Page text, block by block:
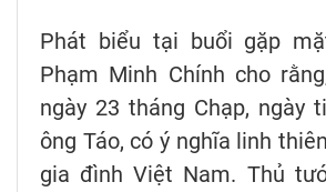
Phát biểu tại buổi gặp
Phạm Minh Chính cho
ngày 23 tháng Chạp, ngày
ông Táo, có ý nghĩa linh
gia đình Việt Nam. Thủ